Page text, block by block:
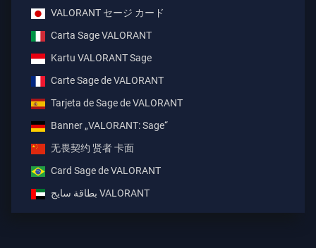
VALORANT セージ カード
Carta Sage VALORANT
Kartu VALORANT Sage
Carte Sage de VALORANT
Tarjeta de Sage de VALORANT
Banner „VALORANT: Sage“
无畏契约 贤者 卡面
Card Sage de VALORANT
بطاقة سايج VALORANT